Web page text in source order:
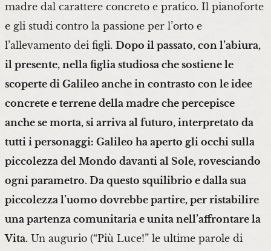
madre dal carattere concreto e pratico. Il pianoforte
e gli studi contro la passione per l’orto e
l’allevamento dei figli. Dopo il passato, con l’abiura,
il presente, nella figlia studiosa che sostiene le
scoperte di Galileo anche in contrasto con le idee
concrete e terrene della madre che percepisce
anche se morta, si arriva al futuro, interpretato da
tutti i personaggi: Galileo ha aperto gli occhi sulla
piccolezza del Mondo davanti al Sole, rovesciando
ogni parametro. Da questo squilibrio e dalla sua
piccolezza l’uomo dovrebbe partire, per ristabilire
una partenza comunitaria e unita nell’affrontare la
Vita. Un augurio (“Più Luce!” le ultime parole di